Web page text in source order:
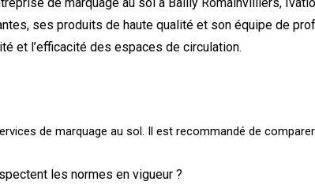
ses produits de haute qualité et son équipe de
et l’efficacité des espaces de circulation.
de marquage au sol. Il est recommandé de
les normes en vigueur ?